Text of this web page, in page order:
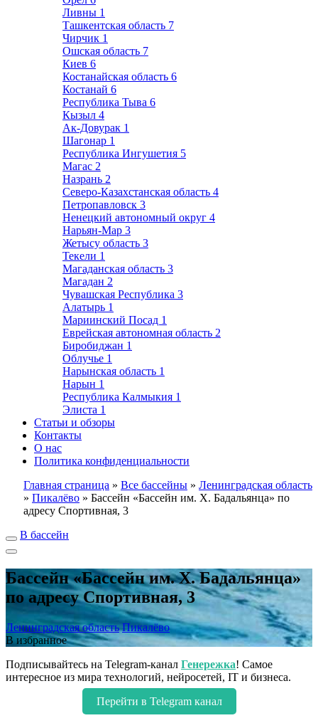
Ливны 1
Ташкентская область 7
Чирчик 1
Ошская область 7
Киев 6
Костанайская область 6
Костанай 6
Республика Тыва 6
Кызыл 4
Ак-Довурак 1
Шагонар 1
Республика Ингушетия 5
Магас 2
Назрань 2
Северо-Казахстанская область 4
Петропавловск 3
Ненецкий автономный округ 4
Нарьян-Мар 3
Жетысу область 3
Текели 1
Магаданская область 3
Магадан 2
Чувашская Республика 3
Алатырь 1
Мариинский Посад 1
Еврейская автономная область 2
Биробиджан 1
Облучье 1
Нарынская область 1
Нарын 1
Республика Калмыкия 1
Элиста 1
Статьи и обзоры
Контакты
О нас
Политика конфиденциальности
Главная страница » Все бассейны » Ленинградская область
» Пикалёво » Бассейн «Бассейн им. Х. Бадальянца» по
адресу Спортивная, 3
В бассейн
Бассейн «Бассейн им. Х. Бадальянца»
по адресу Спортивная, 3
Ленинградская область Пикалёво
В избранное
Подписывайтесь на Telegram-канал Генережка! Самое
интересное из мира технологий, нейросетей, IT и бизнеса.
Перейти в Telegram канал